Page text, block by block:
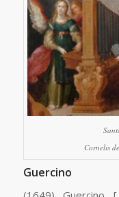
Cornelis
Guercino